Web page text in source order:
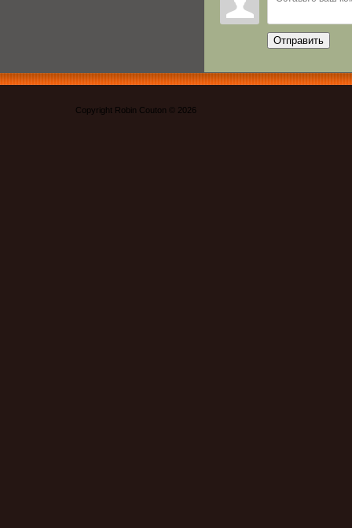
Отправить
Copyright Robin Couton © 2026